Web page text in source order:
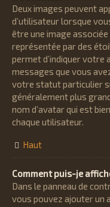
Deux images peuvent
d’utilisateur lorsque
être une image
représentée par des
permet d’indiquer votre
messages que vous
votre statut particulier
généralement plus
nom d’avatar qui est
chaque utilisateur.
Haut
Comment puis-je
Dans le panneau de
vous pouvez ajouter un